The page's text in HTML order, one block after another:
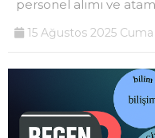
personel alımı ve
15 Ağustos 2025 Cuma